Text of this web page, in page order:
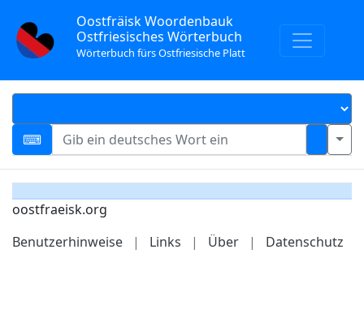
Oostfräisk Woordenbauk
Ostfriesisches Wörterbuch
Wörterbuch fürs Ostfriesische Platt
oostfraeisk.org
Benutzerhinweise
| Links | Über | Datenschutz